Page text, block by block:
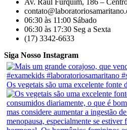
06:30 às 11:00 Sábado
06:30 às 17:30 Seg a Sexta
(17) 3342-6633
Siga Nosso Instagram
Os vegetais são uma excelente fonte